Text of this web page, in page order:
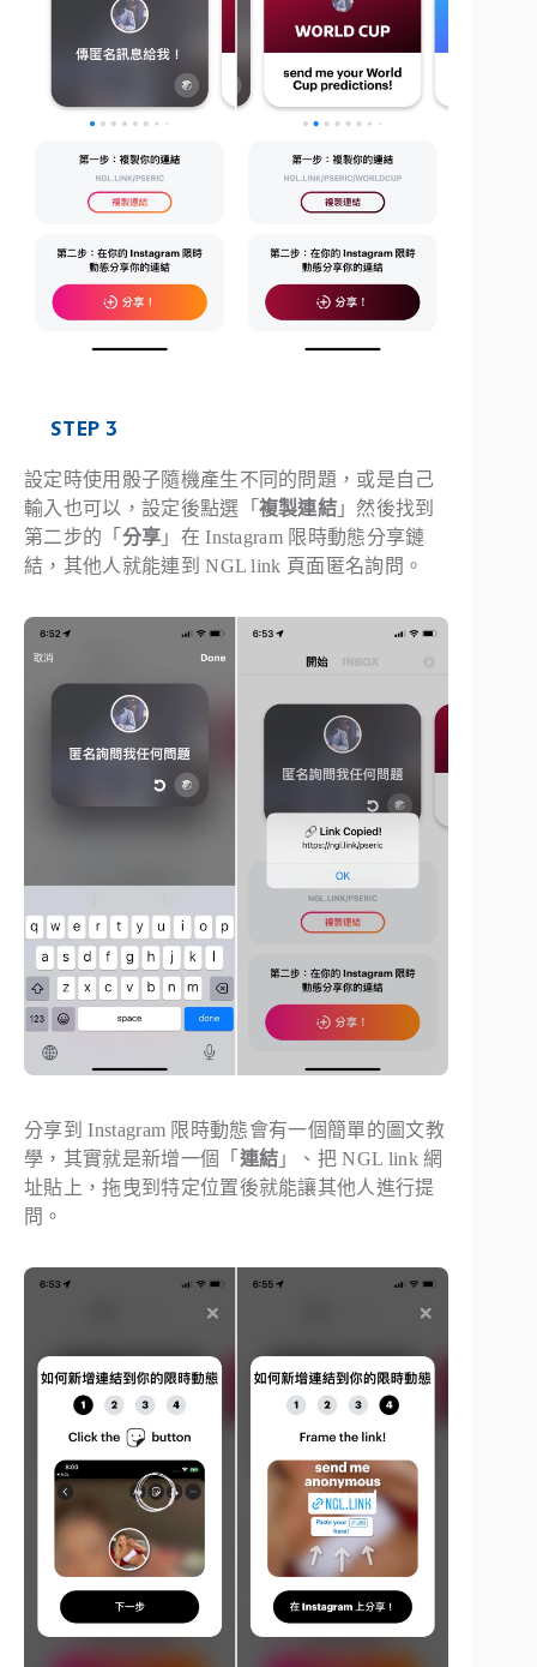
STEP 3
設定時使用骰子隨機產生不同的問題，或是自己
輸入也可以，設定後點選「 複製連結 」然後找到
第二步的「 分享 」在 Instagram 限時動態分享鏈
結，其他人就能連到 NGL link 頁面匿名詢問。
分享到 Instagram 限時動態會有一個簡單的圖文教
學，其實就是新增一個「 連結 」、把 NGL link 網
址貼上，拖曳到特定位置後就能讓其他人進行提
問。